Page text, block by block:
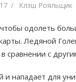
Author
Клэш Рояльщик
одолеть
Ледяной
сравнении с
и нападает для